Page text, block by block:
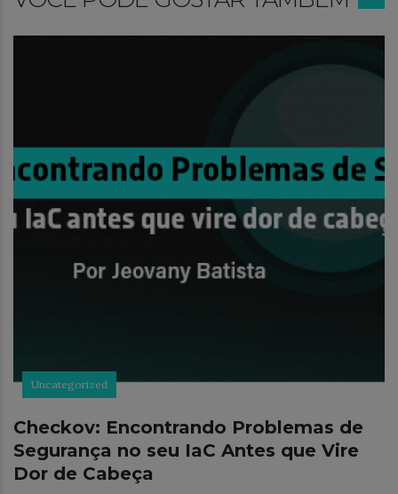
Uncategorized
Checkov: Encontrando Problemas de
Segurança no seu IaC Antes que Vire
Dor de Cabeça